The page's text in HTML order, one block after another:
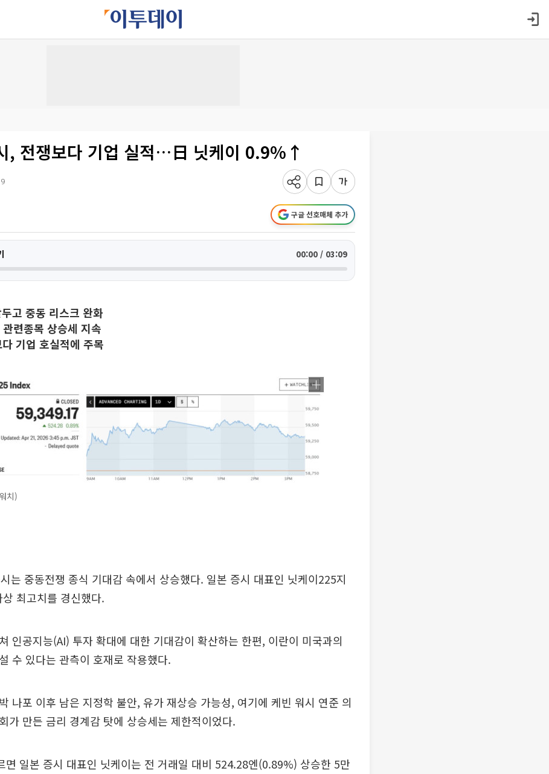
, 전쟁보다 기업 실적…日 닛케이 0.9%↑
구글 선호매체 추가
00:00 / 03:09
고 중동 리스크 완화
련종목 상승세 지속
기업 호실적에 주목
치)
는 중동전쟁 종식 기대감 속에서 상승했다. 일본 증시 대표인 닛케이225지
최고치를 경신했다.
인공지능(AI) 투자 확대에 대한 기대감이 확산하는 한편, 이란이 미국과의
수 있다는 관측이 호재로 작용했다.
나포 이후 남은 지정학 불안, 유가 재상승 가능성, 여기에 케빈 워시 연준 의
가 만든 금리 경계감 탓에 상승세는 제한적이었다.
면 일본 증시 대표인 닛케이는 전 거래일 대비 524.28엔(0.89%) 상승한 5만